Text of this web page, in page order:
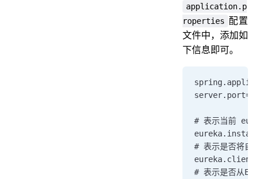
application.p
roperties 配置
文件中，添加如
下信息即可。
# 表示当前
# 表示是否将自
# 表示是否从